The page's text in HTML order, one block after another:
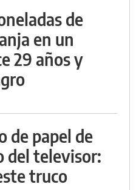
de
en un
29 años y
de papel de
del televisor:
truco